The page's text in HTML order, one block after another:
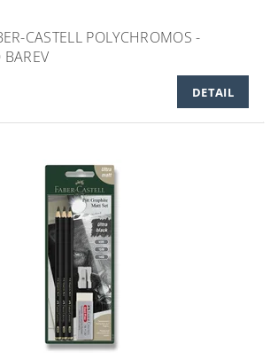
CASTELL POLYCHROMOS -
DETAIL